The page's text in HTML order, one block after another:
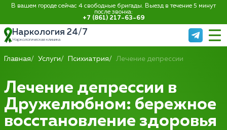
В вашем городе сейчас 4 свободные бригады. Выезд в течение 5 минут
после звонка:
+7 (861) 217-63-69
Наркология 24/7
Наркологическая клиника
Главная Услуги Психиатрия Лечение депрессии
Лечение депрессии в
Дружелюбном: бережное
восстановление здоровья